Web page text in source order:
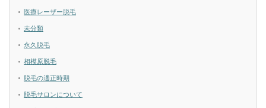
医療レーザー脱毛
未分類
永久脱毛
相模原脱毛
脱毛の適正時期
脱毛サロンについて